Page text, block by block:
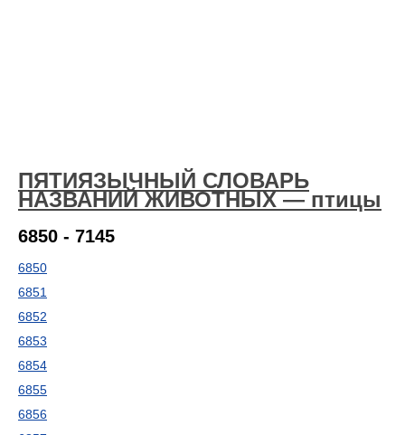
ПЯТИЯЗЫЧНЫЙ СЛОВАРЬ
НАЗВАНИЙ ЖИВОТНЫХ — птицы
6850 - 7145
6850
6851
6852
6853
6854
6855
6856